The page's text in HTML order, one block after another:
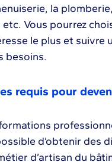
la
Vous pourrez
le plus et suivre
besoins.
requis pour
d’obtenir des
d’artisan du